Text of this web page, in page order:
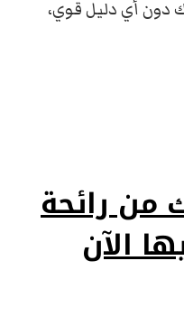
دون أي دليل قوي،
رائحة
الآن